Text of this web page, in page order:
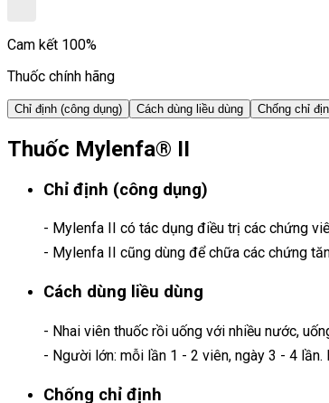
Cam kết 100%
Thuốc chính hãng
Chỉ định (công dụng) Cách dùng liều dùng Chống chỉ
Thuốc Mylenfa® II
Chỉ định (công dụng)
- Mylenfa II có tác dụng điều trị các chứng
- Mylenfa II cũng dùng để chữa các chứng
Cách dùng liều dùng
- Nhai viên thuốc rồi uống với nhiều nước,
- Người lớn: mỗi lần 1 - 2 viên, ngày 3 - 4
Chống chỉ định